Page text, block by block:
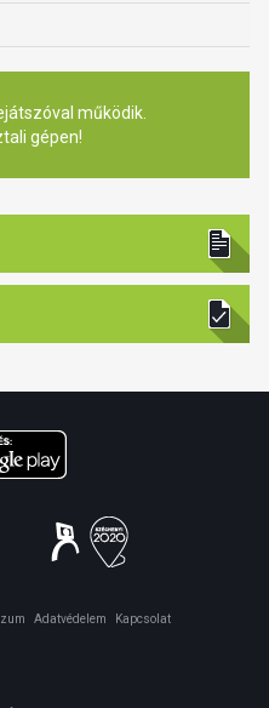
működik.
gépen!
Adatvédelem Kapcsolat